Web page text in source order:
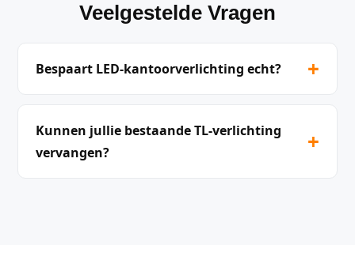
Veelgestelde Vragen
Bespaart LED-kantoorverlichting echt? +
Kunnen jullie bestaande TL-verlichting
vervangen?
+